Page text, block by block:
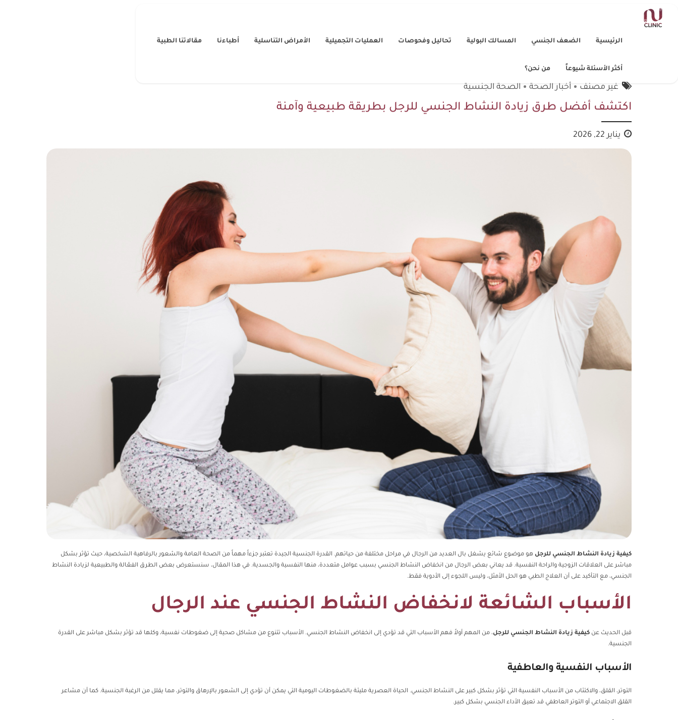
الرئيسية الضعف الجنسي المسالك البولية تحاليل وفحوصات العمليات التجميلية الأمراض التناسلية أطباءنا مقالاتنا الطبية
أكثر الأسئلة شيوعاً من نحن؟
غير مصنف أخبار الصحة الصحة الجنسية
اكتشف أفضل طرق زيادة النشاط الجنسي للرجل بطريقة طبيعية وآمنة
يناير 22, 2026
كيفية زيادة النشاط الجنسي للرجل هو موضوع شائع يشغل بال العديد من الرجال في مراحل مختلفة من حياتهم. القدرة الجنسية الجيدة تعتبر جزءاً مهماً من الصحة العامة والشعور بالرفاهية الشخصية، حيث تؤثر بشكل
مباشر على العلاقات الزوجية والراحة النفسية. قد يعاني بعض الرجال من انخفاض النشاط الجنسي بسبب عوامل متعددة، منها النفسية والجسدية. في هذا المقال، سنستعرض بعض الطرق الفعّالة والطبيعية لزيادة النشاط
الجنسي، مع التأكيد على أن العلاج الطبي هو الحل الأمثل، وليس اللجوء إلى الأدوية فقط.
الأسباب الشائعة لانخفاض النشاط الجنسي عند الرجال
قبل الحديث عن كيفية زيادة النشاط الجنسي للرجل، من المهم أولاً فهم الأسباب التي قد تؤدي إلى انخفاض النشاط الجنسي. الأسباب تتنوع من مشاكل صحية إلى ضغوطات نفسية، وكلها قد تؤثر بشكل مباشر على القدرة
الجنسية.
الأسباب النفسية والعاطفية
التوتر، القلق، والاكتئاب من الأسباب النفسية التي تؤثر بشكل كبير على النشاط الجنسي. الحياة العصرية مليئة بالضغوطات اليومية التي يمكن أن تؤدي إلى الشعور بالإرهاق والتوتر، مما يقلل من الرغبة الجنسية. كما أن مشاعر
القلق الاجتماعي أو التوتر العاطفي قد تعيق الأداء الجنسي بشكل كبير.